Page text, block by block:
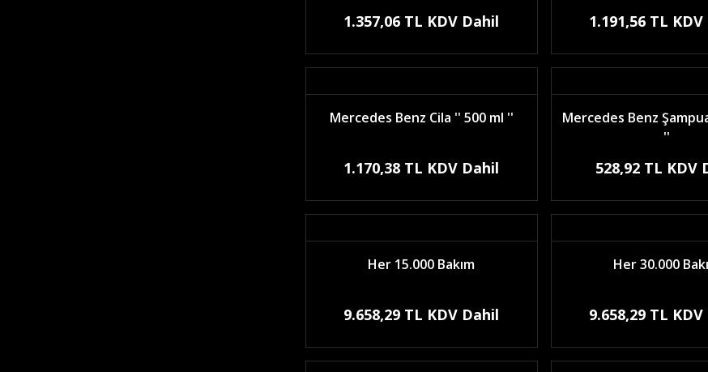
1.357,06 TL KDV Dahil 1.191,56 TL
Mercedes Benz Cila '' 500 ml ''
1.170,38 TL KDV Dahil
Mercedes Benz
''
528,92 TL KDV
Her 15.000 Bakım
9.658,29 TL KDV Dahil
Her 30.000
9.658,29 TL